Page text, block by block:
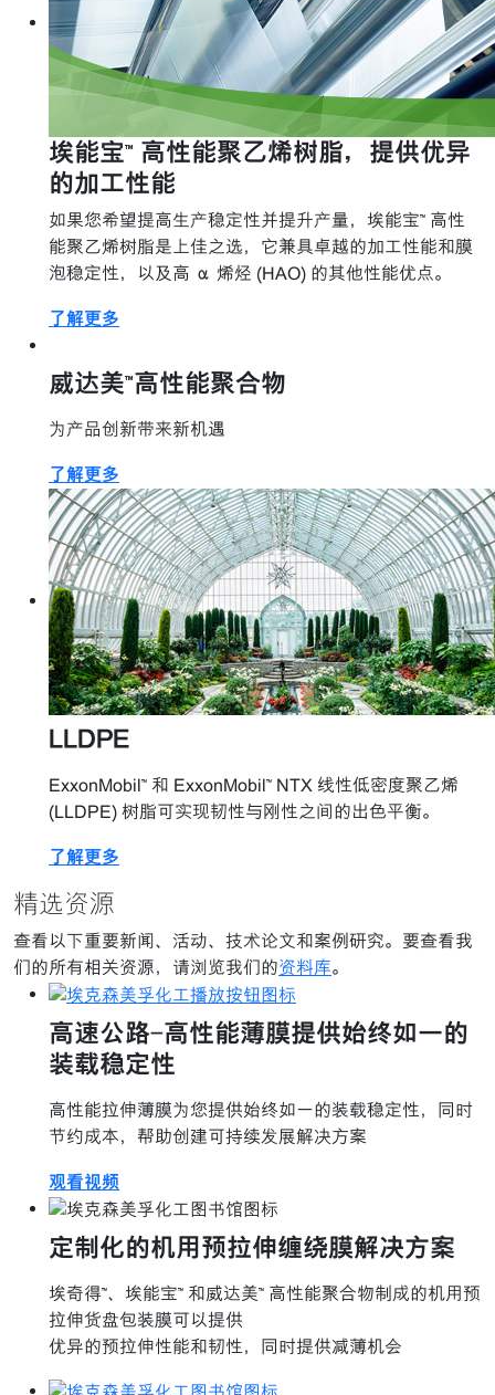
埃能宝™ 高性能聚乙烯树脂，提供优异
的加工性能
如果您希望提高生产稳定性并提升产量，埃能宝™ 高性
能聚乙烯树脂是上佳之选，它兼具卓越的加工性能和膜
泡稳定性，以及高 α 烯烃 (HAO) 的其他性能优点。
了解更多
威达美™高性能聚合物
为产品创新带来新机遇
了解更多
LLDPE
ExxonMobil™ 和 ExxonMobil™ NTX 线性低密度聚乙烯
(LLDPE) 树脂可实现韧性与刚性之间的出色平衡。
了解更多
精选资源
查看以下重要新闻、活动、技术论文和案例研究。要查看我
们的所有相关资源，请浏览我们的资料库。
高速公路-高性能薄膜提供始终如一的
装载稳定性
高性能拉伸薄膜为您提供始终如一的装载稳定性，同时
节约成本，帮助创建可持续发展解决方案
观看视频
定制化的机用预拉伸缠绕膜解决方案
埃奇得™、埃能宝™ 和威达美™ 高性能聚合物制成的机用预
拉伸货盘包装膜可以提供
优异的预拉伸性能和韧性，同时提供减薄机会